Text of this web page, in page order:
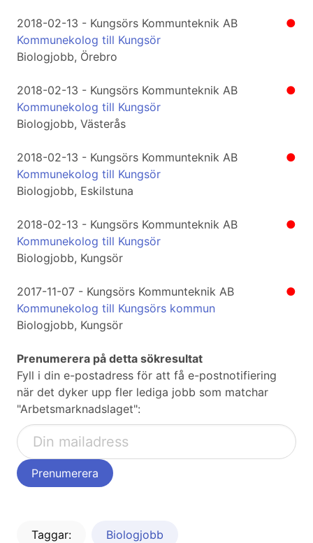
●
2018-02-13 - Kungsörs Kommunteknik AB
Kommunekolog till Kungsör
Biologjobb, Örebro
●
2018-02-13 - Kungsörs Kommunteknik AB
Kommunekolog till Kungsör
Biologjobb, Västerås
●
2018-02-13 - Kungsörs Kommunteknik AB
Kommunekolog till Kungsör
Biologjobb, Eskilstuna
●
2018-02-13 - Kungsörs Kommunteknik AB
Kommunekolog till Kungsör
Biologjobb, Kungsör
●
2017-11-07 - Kungsörs Kommunteknik AB
Kommunekolog till Kungsörs kommun
Biologjobb, Kungsör
Prenumerera på detta sökresultat
Fyll i din e-postadress för att få e-postnotifiering
när det dyker upp fler lediga jobb som matchar
"Arbetsmarknadslaget":
Taggar: Biologjobb